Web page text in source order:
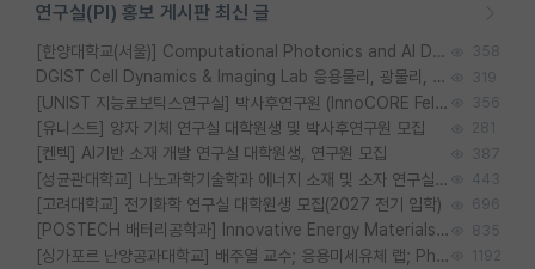
연구실(PI) 홍보 게시판 최신 글
[한양대학교(서울)] Computational Photonics and AI Design Lab 대학원생 모집 358
DGIST Cell Dynamics & Imaging Lab 응용물리, 광물리, 양자, 생물물리 대학원생 모집 [삼성과제, 전문연TO] 319
[UNIST 지능로보틱스연구실] 박사후연구원 (InnoCORE Fellow) 모집 공고 356
[유니스트] 양자 기체 연구실 대학원생 및 박사후연구원 모집 281
[켄텍] AI기반 소재 개발 연구실 대학원생, 연구원 모집 387
[성균관대학교] 나노과학기술학과 에너지 소재 및 소자 연구실 대학원생 모집 443
[고려대학교] 전기화학 연구실 대학원생 모집(2027 전기 입학) 696
[POSTECH 배터리공학과] Innovative Energy Materials Lab 대학원생 모집 (특성화대학원) 835
[싱가포르 난양공과대학교] 배주열 교수; 응용미세유체 랩; PhD/Postdoc/Visiting 모집 1192